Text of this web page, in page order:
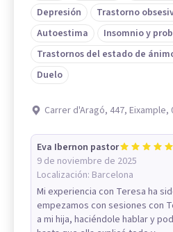
Depresión
Trastorno
Autoestima
Insomnio y
Trastornos del estado de
Duelo
Carrer d'Aragó, 447, Eixample,
Eva Ibernon pastor
9 de noviembre de 2025
Localización: Barcelona
Mi experiencia con Teresa ha
empezamos con sesiones con
a mi hija, haciéndole hablar y